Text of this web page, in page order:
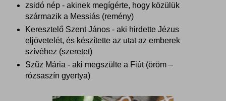
zsidó nép - akinek megígérte, hogy közülük
származik a Messiás (remény)
Keresztelő Szent János - aki hirdette Jézus
eljövetelét, és készítette az utat az emberek
szívéhez (szeretet)
Szűz Mária - aki megszülte a Fiút (öröm –
rózsaszín gyertya)